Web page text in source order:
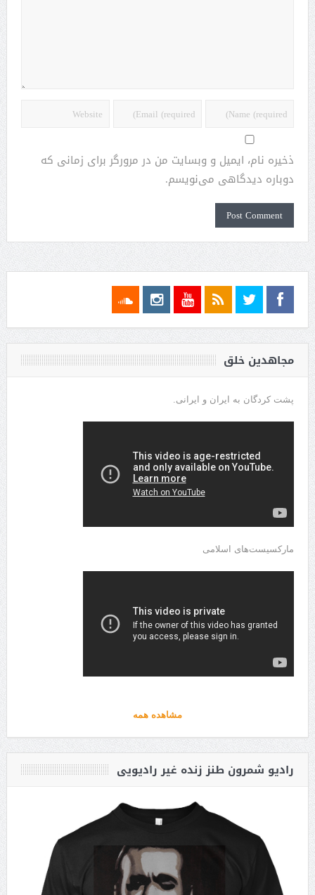
ذخیره نام، ایمیل و وبسایت من در مرورگر برای زمانی که
دوباره دیدگاهی می‌نویسم.
مجاهدین خلق
پشت کردگان به ایران و ایرانی.
مارکسیست‌های اسلامی
مشاهده همه
رادیو شمرون طنز زنده غیر رادیویی